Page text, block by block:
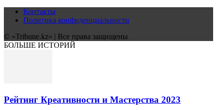
Контакты
Политика конфиденциальности
© «Tribune.kz» | Все права защищены
БОЛЬШЕ ИСТОРИЙ
Рейтинг Креативности и Мастерства 2023